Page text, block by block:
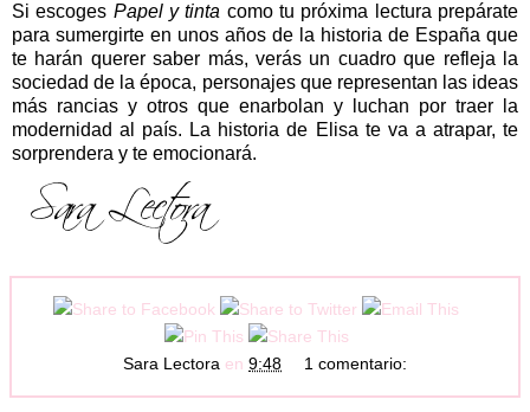
Si escoges Papel y tinta como tu próxima lectura prepárate
para sumergirte en unos años de la historia de España que
te harán querer saber más, verás un cuadro que refleja la
sociedad de la época, personajes que representan las ideas
más rancias y otros que enarbolan y luchan por traer la
modernidad al país. La historia de Elisa te va a atrapar, te
sorprendera y te emocionará.
Sara Lectora en9:48 1 comentario: